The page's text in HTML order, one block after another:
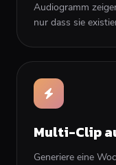
Audiogramm
nur dass sie
Multi-Clip
Generiere eine